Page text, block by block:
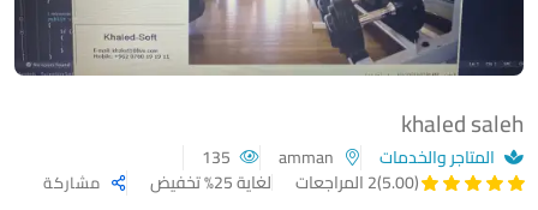
khaled saleh
المتاجر والخدمات
(5.00)
2 المراجعات لغاية 25% تخفيض مشاركة